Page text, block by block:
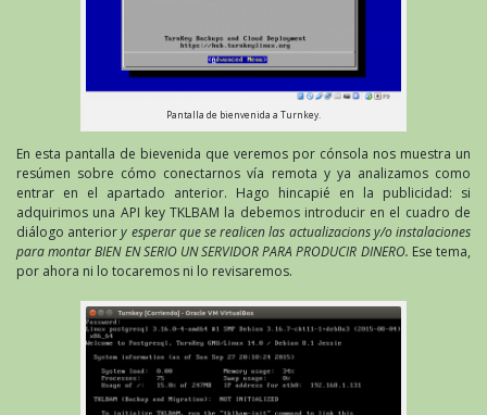
Pantalla de bienvenida a Turnkey.
En esta pantalla de bievenida que veremos por cónsola nos muestra un
resúmen sobre cómo conectarnos vía remota y ya analizamos como
entrar en el apartado anterior. Hago hincapié en la publicidad: si
adquirimos una API key TKLBAM la debemos introducir en el cuadro de
diálogo anteriory esperar que se realicen las actualizacions y/o instalaciones
para montar BIEN EN SERIO UN SERVIDOR PARA PRODUCIR DINERO. Ese tema,
por ahora ni lo tocaremos ni lo revisaremos.